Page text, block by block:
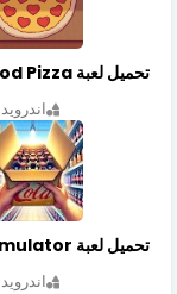
اندرويد
اندرويد